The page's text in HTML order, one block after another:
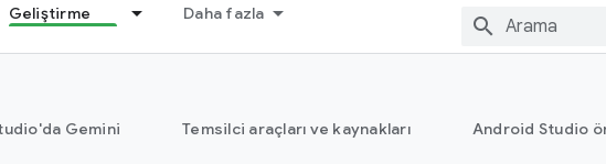
Geliştirme Daha fazla
Gemini Temsilci araçları ve kaynakları Android Studio